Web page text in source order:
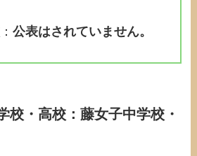
：公表はされていません。
校・高校：藤女子中学校 ・